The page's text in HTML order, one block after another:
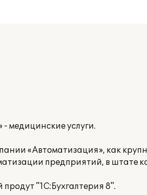
медицинские услуги.
«Автоматизация», как
предприятий, в штате
"1С:Бухгалтерия 8".